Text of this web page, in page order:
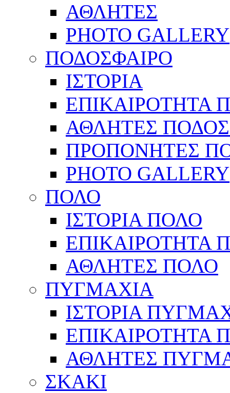
ΑΘΛΗΤΕΣ
PHOTO GALLERY
ΠΟΔΟΣΦΑΙΡΟ
ΙΣΤΟΡΙΑ
ΕΠΙΚΑΙΡΟΤΗΤΑ
ΑΘΛΗΤΕΣ
ΠΡΟΠΟΝΗΤΕΣ
PHOTO GALLERY
ΠΟΛΟ
ΙΣΤΟΡΙΑ ΠΟΛΟ
ΕΠΙΚΑΙΡΟΤΗΤΑ
ΑΘΛΗΤΕΣ ΠΟΛΟ
ΠΥΓΜΑΧΙΑ
ΙΣΤΟΡΙΑ
ΕΠΙΚΑΙΡΟΤΗΤΑ
ΑΘΛΗΤΕΣ
ΣΚΑΚΙ